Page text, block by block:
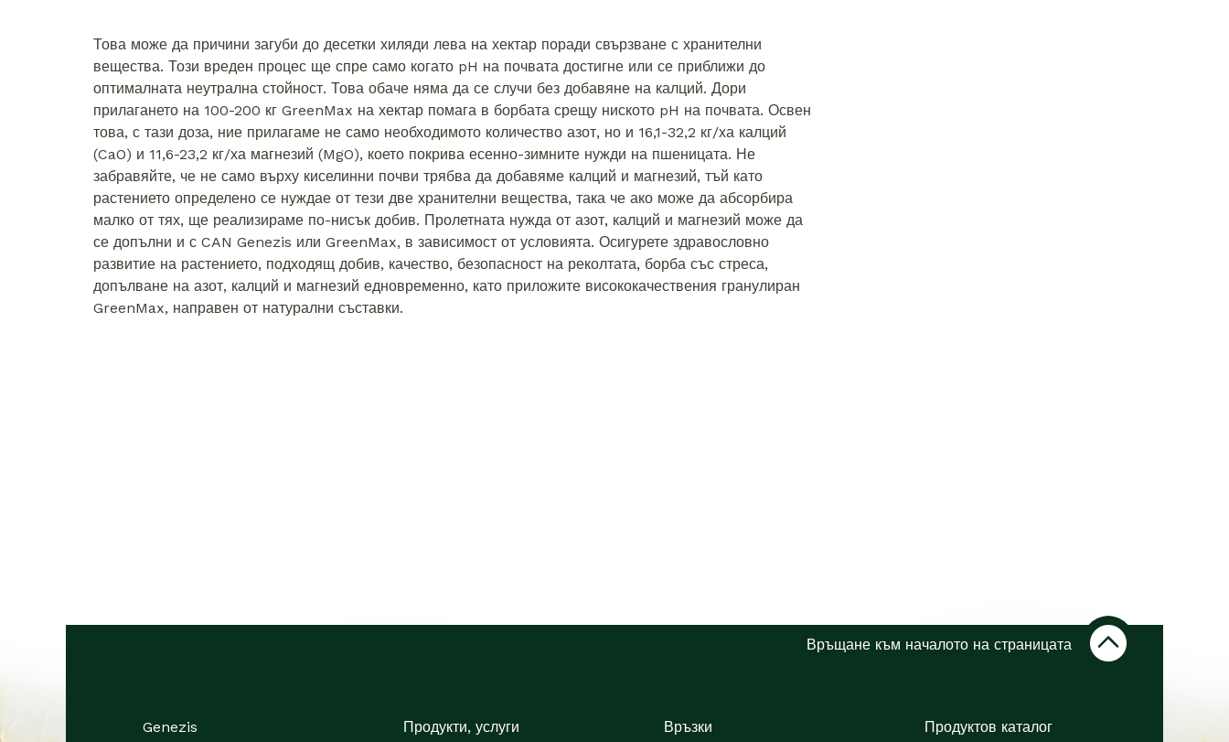
Това може да причини загуби до десетки хиляди лева на хектар поради свързване с хранителни
вещества. Този вреден процес ще спре само когато pH на почвата достигне или се приближи до
оптималната неутрална стойност. Това обаче няма да се случи без добавяне на калций. Дори
прилагането на 100-200 кг GreenMax на хектар помага в борбата срещу ниското pH на почвата. Освен
това, с тази доза, ние прилагаме не само необходимото количество азот, но и 16,1-32,2 кг/ха калций
(CaO) и 11,6-23,2 кг/ха магнезий (MgO), което покрива есенно-зимните нужди на пшеницата. Не
забравяйте, че не само върху киселинни почви трябва да добавяме калций и магнезий, тъй като
растението определено се нуждае от тези две хранителни вещества, така че ако може да абсорбира
малко от тях, ще реализираме по-нисък добив. Пролетната нужда от азот, калций и магнезий може да
се допълни и с CAN Genezis или GreenMax, в зависимост от условията. Осигурете здравословно
развитие на растението, подходящ добив, качество, безопасност на реколтата, борба със стреса,
допълване на азот, калций и магнезий едновременно, като приложите висококачествения гранулиран
GreenMax, направен от натурални съставки.
Връщане към началото на страницата
Genezis Продукти, услуги Връзки Продуктов каталог